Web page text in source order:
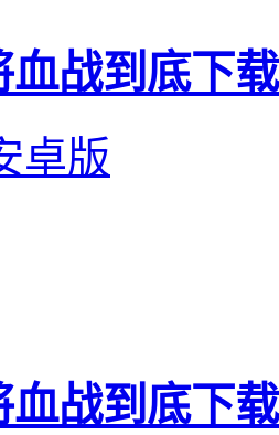
血战到底下
卓版
血战到底下